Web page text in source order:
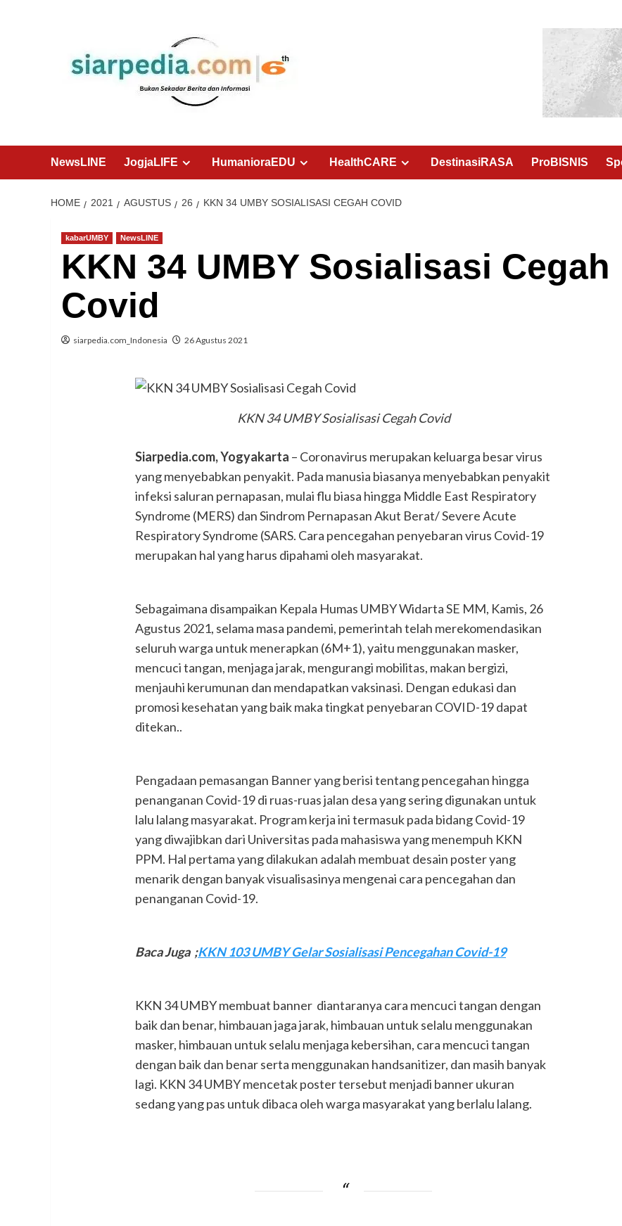
NewsLINE JogjaLIFE HumanioraEDU HealthCARE DestinasiRASA ProBISNIS
HOME 2021 AGUSTUS 26 KKN 34 UMBY SOSIALISASI CEGAH COVID
kabarUMBY NewsLINE
KKN 34 UMBY Sosialisasi Cegah
Covid
siarpedia.com_Indonesia 26 Agustus 2021
KKN 34 UMBY Sosialisasi Cegah Covid
Siarpedia.com, Yogyakarta – Coronavirus merupakan keluarga besar virus
yang menyebabkan penyakit. Pada manusia biasanya menyebabkan penyakit
infeksi saluran pernapasan, mulai flu biasa hingga Middle East Respiratory
Syndrome (MERS) dan Sindrom Pernapasan Akut Berat/ Severe Acute
Respiratory Syndrome (SARS. Cara pencegahan penyebaran virus Covid-19
merupakan hal yang harus dipahami oleh masyarakat.
Sebagaimana disampaikan Kepala Humas UMBY Widarta SE MM, Kamis, 26
Agustus 2021, selama masa pandemi, pemerintah telah merekomendasikan
seluruh warga untuk menerapkan (6M+1), yaitu menggunakan masker,
mencuci tangan, menjaga jarak, mengurangi mobilitas, makan bergizi,
menjauhi kerumunan dan mendapatkan vaksinasi. Dengan edukasi dan
promosi kesehatan yang baik maka tingkat penyebaran COVID-19 dapat
ditekan..
Pengadaan pemasangan Banner yang berisi tentang pencegahan hingga
penanganan Covid-19 di ruas-ruas jalan desa yang sering digunakan untuk
lalu lalang masyarakat. Program kerja ini termasuk pada bidang Covid-19
yang diwajibkan dari Universitas pada mahasiswa yang menempuh KKN
PPM. Hal pertama yang dilakukan adalah membuat desain poster yang
menarik dengan banyak visualisasinya mengenai cara pencegahan dan
penanganan Covid-19.
Baca Juga ;KKN 103 UMBY Gelar Sosialisasi Pencegahan Covid-19
KKN 34 UMBY membuat banner diantaranya cara mencuci tangan dengan
baik dan benar, himbauan jaga jarak, himbauan untuk selalu menggunakan
masker, himbauan untuk selalu menjaga kebersihan, cara mencuci tangan
dengan baik dan benar serta menggunakan handsanitizer, dan masih banyak
lagi. KKN 34 UMBY mencetak poster tersebut menjadi banner ukuran
sedang yang pas untuk dibaca oleh warga masyarakat yang berlalu lalang.